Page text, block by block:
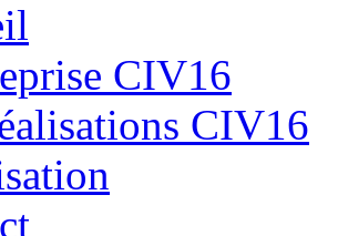
CIV16
CIV16